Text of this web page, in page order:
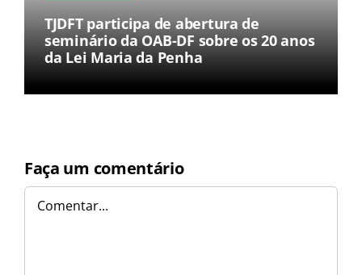
TJDFT participa de abertura de
seminário da OAB-DF sobre os 20 anos
da Lei Maria da Penha
Faça um comentário
Comentar